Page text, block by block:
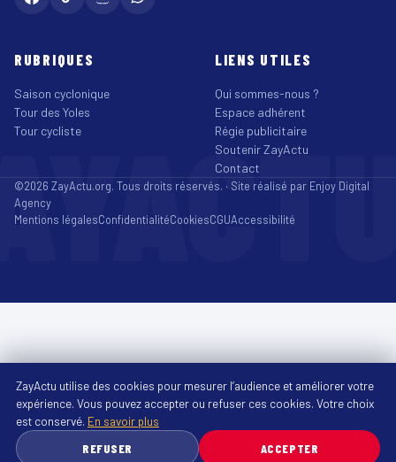
RUBRIQUES
Saison cyclonique
Tour des Yoles
Tour cycliste
LIENS UTILES
Qui sommes-nous ?
Espace adhérent
Régie publicitaire
Soutenir ZayActu
Contact
©2026 ZayActu.org. Tous droits réservés. · Site réalisé par Enjoy Digital
Agency
Mentions légalesConfidentialitéCookiesCGUAccessibilité
ZayActu utilise des cookies pour mesurer l’audience et améliorer votre
expérience. Vous pouvez accepter ou refuser ces cookies. Votre choix
est conservé. En savoir plus
REFUSER
ACCEPTER